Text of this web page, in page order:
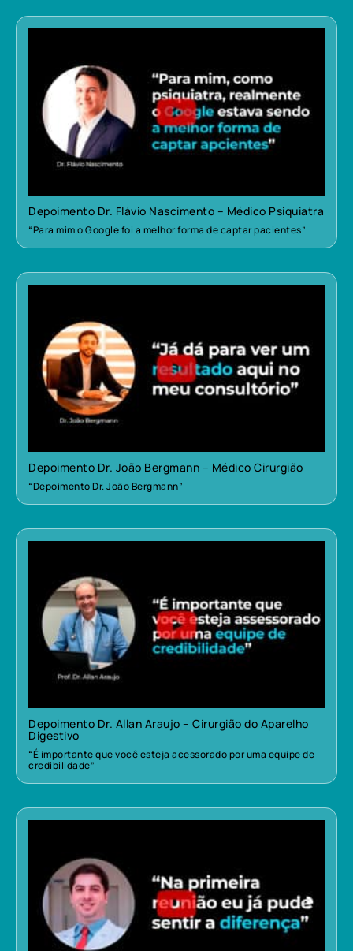
Depoimento Dr. Flávio Nascimento – Médico Psiquiatra
“Para mim o Google foi a melhor forma de captar pacientes”
Depoimento Dr. João Bergmann – Médico Cirurgião
“Depoimento Dr. João Bergmann”
Depoimento Dr. Allan Araujo – Cirurgião do Aparelho
Digestivo
“É importante que você esteja acessorado por uma equipe de
credibilidade”